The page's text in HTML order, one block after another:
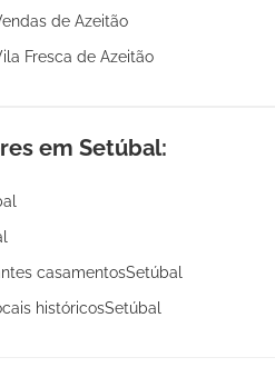
de Azeitão
Fresca de Azeitão
em Setúbal:
casamentosSetúbal
históricosSetúbal